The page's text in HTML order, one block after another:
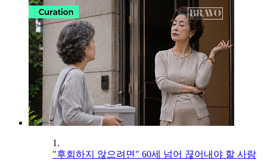
1.
"후회하지 않으려면" 60세 넘어 끊어내야 할 사람